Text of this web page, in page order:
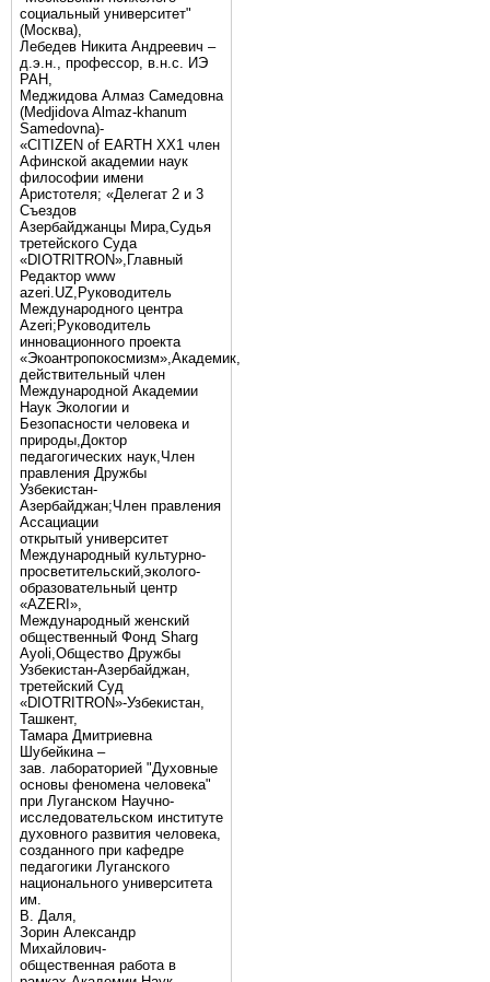
социальный университет"
(Москва),
Лебедев Никита Андреевич –
д.э.н., профессор, в.н.с. ИЭ
РАН,
Меджидова Алмаз Самедовна
(Medjidova Almaz-khanum
Samedovna)-
«CITIZEN of EARTH XX1 член
Афинской академии наук
философии имени
Аристотеля; «Делегат 2 и 3
Съездов
Азербайджанцы Мира,Судья
третейского Суда
«DIOTRITRON»,Главный
Редактор www
azeri.UZ,Руководитель
Международного центра
Аzeri;Руководитель
инновационного проекта
«Экоантропокосмизм»,Академик,
действительный член
Международной Академии
Наук Экологии и
Безопасности человека и
природы,Доктор
педагогических наук,Член
правления Дружбы
Узбекистан-
Азербайджан;Член правления
Ассациации
открытый университет
Международный культурно-
просветительский,эколого-
образовательный центр
«AZERI»,
Mеждународный женский
общественный Фонд Sharg
Аyoli,Общество Дружбы
Узбекистан-Азербайджан,
третейский Суд
«DIOTRITRON»-Узбекистан,
Ташкент,
Тамара Дмитриевна
Шубейкина –
зав. лабораторией "Духовные
основы феномена человека"
при Луганском Научно-
исследовательском институте
духовного развития человека,
созданного при кафедре
педагогики Луганского
национального университета
им.
В. Даля,
Зорин Александр
Михайлович-
общественная работа в